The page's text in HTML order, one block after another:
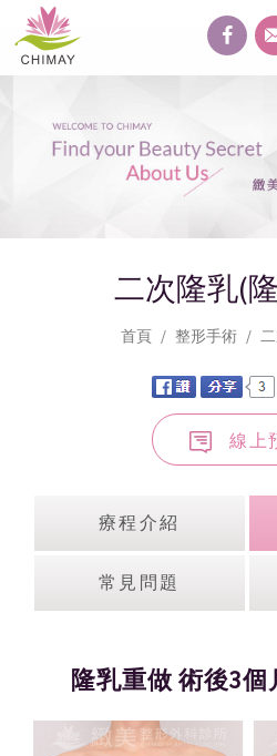
緻
美
整
SHAPING
二次隆乳(
首頁 整形手術
線上
療程介紹
常見問題
隆乳重做 術後3個